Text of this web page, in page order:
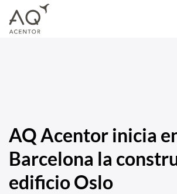
AQ Acentor inicia
Barcelona la
edificio Oslo